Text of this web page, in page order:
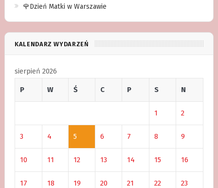
🌹Dzień Matki w Warszawie
KALENDARZ WYDARZEŃ
sierpień 2026
P W Ś C P S N
1 2
3 4 5 6 7 8 9
10 11 12 13 14 15 16
17 18 19 20 21 22 23